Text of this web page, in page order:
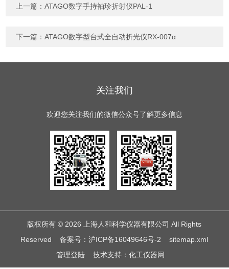
上一篇：ATAGO数字手持袖珍折射仪PAL-1
下一篇：ATAGO数字型台式全自动折光仪RX-007α
关注我们
欢迎您关注我们的微信公众号了解更多信息
版权所有 © 2026 上海人和科学仪器有限公司 All Rights
Reserved备案号：沪ICP备16049646号-2
sitemap.xml
管理登陆技术支持： 化工仪器网